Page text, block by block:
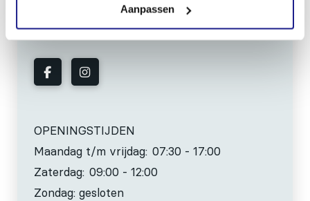
Aanpassen
info@mechanisatiefraneker.nl
Bij storing:06-83139573
OPENINGSTIJDEN
Maandag t/m vrijdag: 07:30 - 17:00
Zaterdag: 09:00 - 12:00
Zondag: gesloten